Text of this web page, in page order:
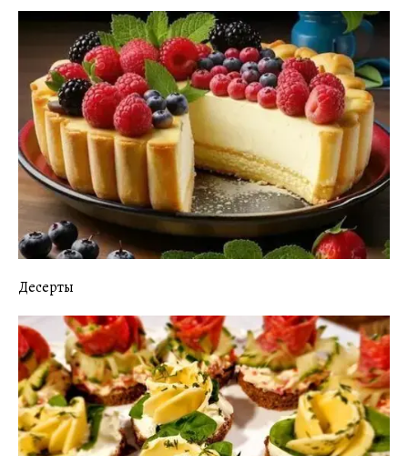
Десерты